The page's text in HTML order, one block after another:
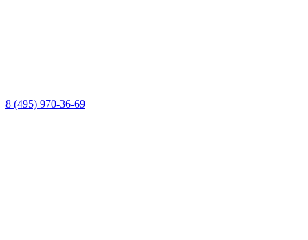
8 (495) 970-36-69